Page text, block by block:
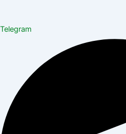
Telegram